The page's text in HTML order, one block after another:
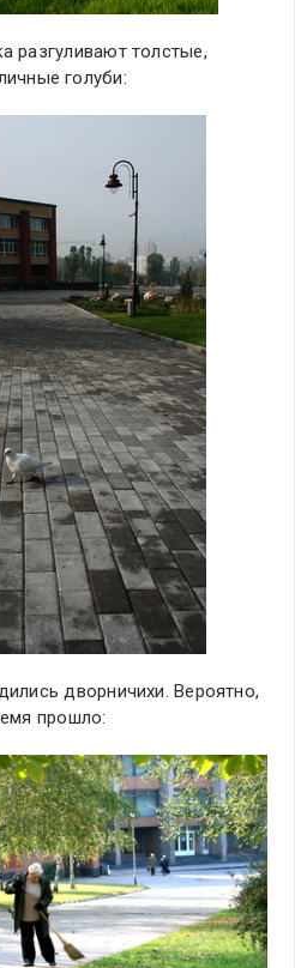
разгуливают толстые,
голуби:
дворничихи. Вероятно,
прошло: